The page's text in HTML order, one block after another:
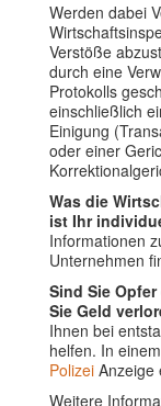
Werden dabei
Verstöße
durch eine
Protokolls
einschließlich
Einigung
oder einer
Was die
ist Ihr
Informationen
Unternehmen
Sind Sie
Sie Geld
Ihnen bei
helfen. In
Polizei Anzeige
Weitere